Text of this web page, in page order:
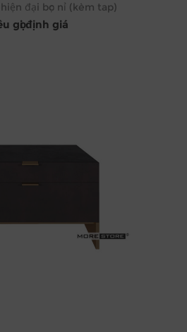
đại bọc nỉ (kèm tap)
gọi định giá